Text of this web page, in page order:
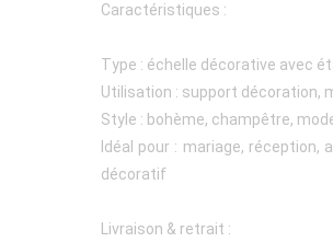
Caractéristiques :
Type : échelle décorative avec
Utilisation : support décoration,
Style : bohème, champêtre,
Idéal pour : mariage,
décoratif
Livraison & retrait :